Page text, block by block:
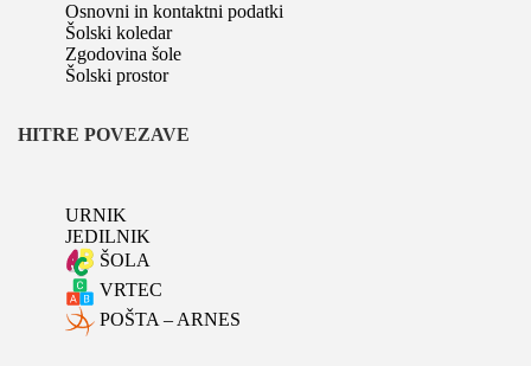
Osnovni in kontaktni podatki
Šolski koledar
Zgodovina šole
Šolski prostor
HITRE POVEZAVE
URNIK
JEDILNIK
ŠOLA
VRTEC
POŠTA – ARNES